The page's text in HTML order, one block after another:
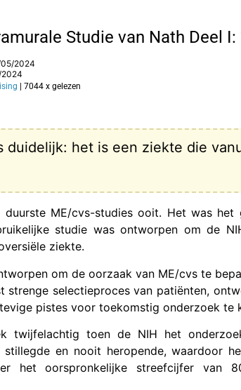
Studie van Nath Deel I:
2024
| 7044 x gelezen
duidelijk: het is een ziekte die
ME/cvs-studies ooit. Het was het
studie was ontworpen om de
ziekte.
om de oorzaak van ME/cvs te
strenge selectieproces van patiënten,
pistes voor toekomstig onderzoek te
twijfelachtig toen de NIH het
en nooit heropende, waardoor
het oorspronkelijke streefcijfer van